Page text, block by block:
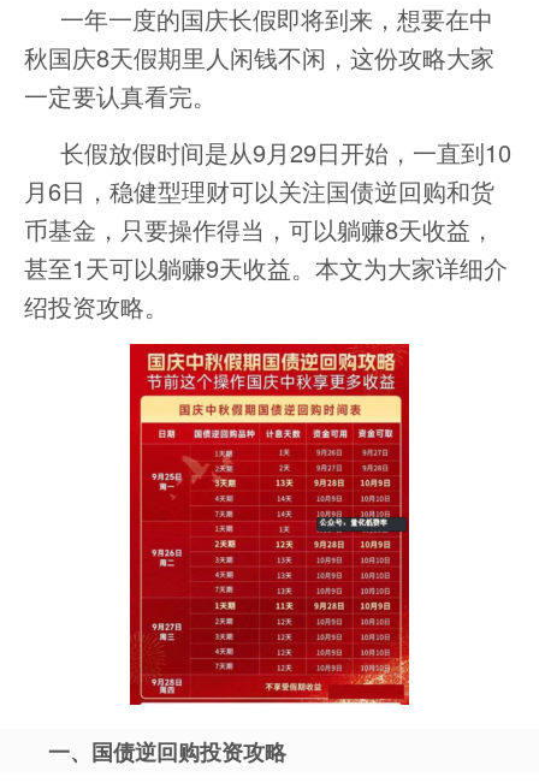
一年一度的国庆长假即将到来，想要在中
秋国庆8天假期里人闲钱不闲，这份攻略大家
一定要认真看完。
长假放假时间是从9月29日开始，一直到10
月6日，稳健型理财可以关注国债逆回购和货
币基金，只要操作得当，可以躺赚8天收益，
甚至1天可以躺赚9天收益。本文为大家详细介
绍投资攻略。
一、国债逆回购投资攻略